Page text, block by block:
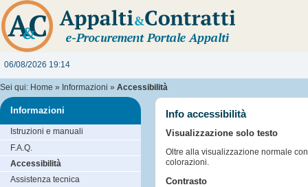
06/08/2026 19:14
Sei qui: Home » Informazioni » Accessibilità
Info accessibilità
Visualizzazione solo testo
Oltre alla visualizzazione normale
colorazioni.
Contrasto
Informazioni
Istruzioni e manuali
F.A.Q.
Accessibilità
Assistenza tecnica